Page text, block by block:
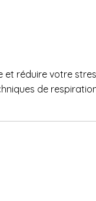
et réduire votre
de